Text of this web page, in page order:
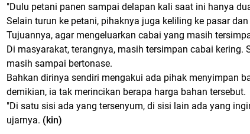
"Dulu petani panen sampai delapan kali saat ini hanya
Selain turun ke petani, pihaknya juga keliling ke pasar
Tujuannya, agar mengeluarkan cabai yang masih
Di masyarakat, terangnya, masih tersimpan cabai kering.
masih sampai bertonase.
Bahkan dirinya sendiri mengakui ada pihak menyimpan
demikian, ia tak merincikan berapa harga bahan tersebut.
"Di satu sisi ada yang tersenyum, di sisi lain ada yang
ujarnya. (kin)